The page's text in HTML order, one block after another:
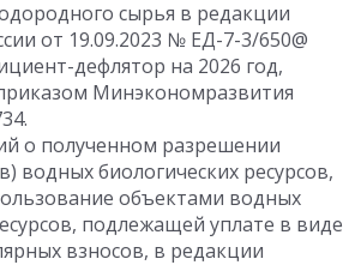
сырья в редакции
от 19.09.2023 № ЕД-7-3/650@
дефлятор на 2026 год,
Минэкономразвития
о полученном разрешении
водных биологических ресурсов,
объектами водных
подлежащей уплате в виде
взносов, в редакции